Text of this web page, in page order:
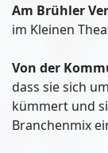
Am Brühler
im Kleinen
Von der
dass sie sich
kümmert und
Branchenmix